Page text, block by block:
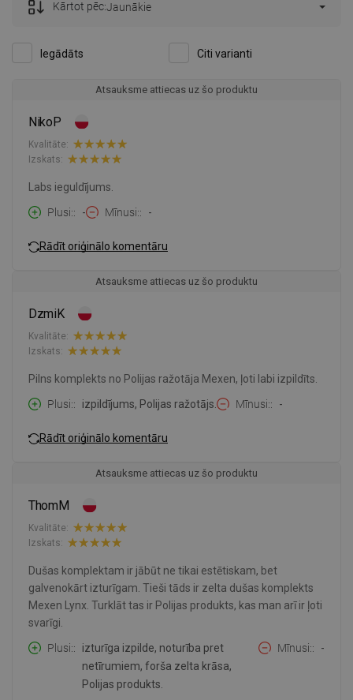
Iegādāts Citi varianti
Kārtot pēc:Jaunākie
Atsauksme attiecas uz šo produktu
NikoP
Kvalitāte:
Izskats:
Labs ieguldījums.
Plusi:
- Mīnusi: -
Rādīt oriģinālo komentāru
Atsauksme attiecas uz šo produktu
DzmiK
Kvalitāte:
Izskats:
Pilns komplekts no Polijas ražotāja Mexen, ļoti labi izpildīts.
Plusi:
izpildījums, Polijas ražotājs. Mīnusi: -
Rādīt oriģinālo komentāru
Atsauksme attiecas uz šo produktu
ThomM
Kvalitāte:
Izskats:
Dušas komplektam ir jābūt ne tikai estētiskam, bet
galvenokārt izturīgam. Tieši tāds ir zelta dušas komplekts
Mexen Lynx. Turklāt tas ir Polijas produkts, kas man arī ir ļoti
svarīgi.
Plusi:
izturīga izpilde, noturība pret
netīrumiem, forša zelta krāsa,
Polijas produkts.
Mīnusi: -